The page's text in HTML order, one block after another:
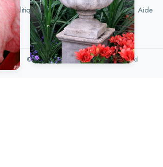
Politique de confidentialité | DMCA | Aide
© 2026 Foupix.com, All rights reserved